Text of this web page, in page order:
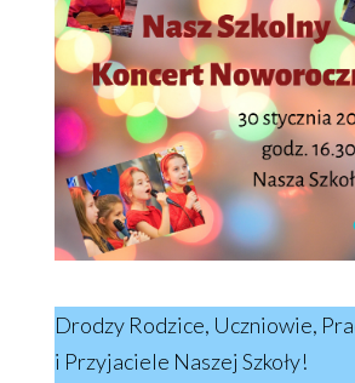
Drodzy Rodzice, Uczniowie,
i Przyjaciele Naszej Szkoły!